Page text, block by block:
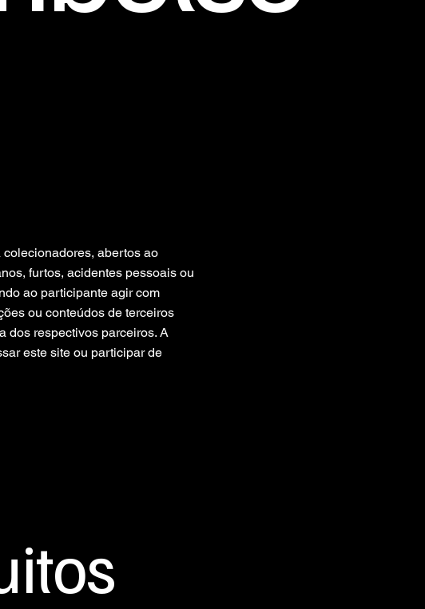
abertos ao
furtos, acidentes pessoais ou
ao participante agir com
ou conteúdos de terceiros
dos respectivos parceiros. A
este site ou participar de